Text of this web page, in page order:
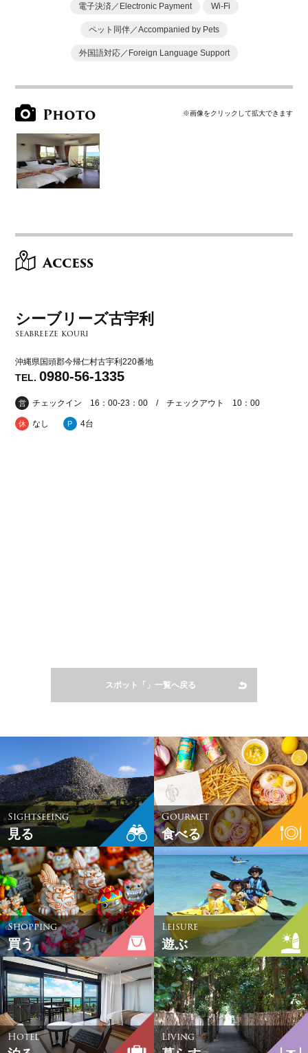
電子決済／Electronic Payment Wi-Fi
ペット同伴／Accompanied by Pets
外国語対応／Foreign Language Support
Photo ※画像をクリックして拡大できます
Access
シーブリーズ古宇利
seabreeze kouri
沖縄県国頭郡今帰仁村古宇利220番地
TEL.0980-56-1335
営 チェックイン 16：00-23：00 / チェックアウト 10：00
休 なし P 4台
スポット「」一覧へ戻る
Sightseeing
見る
Gourmet
食べる
Shopping
買う
Leisure
遊ぶ
Hotel
Living